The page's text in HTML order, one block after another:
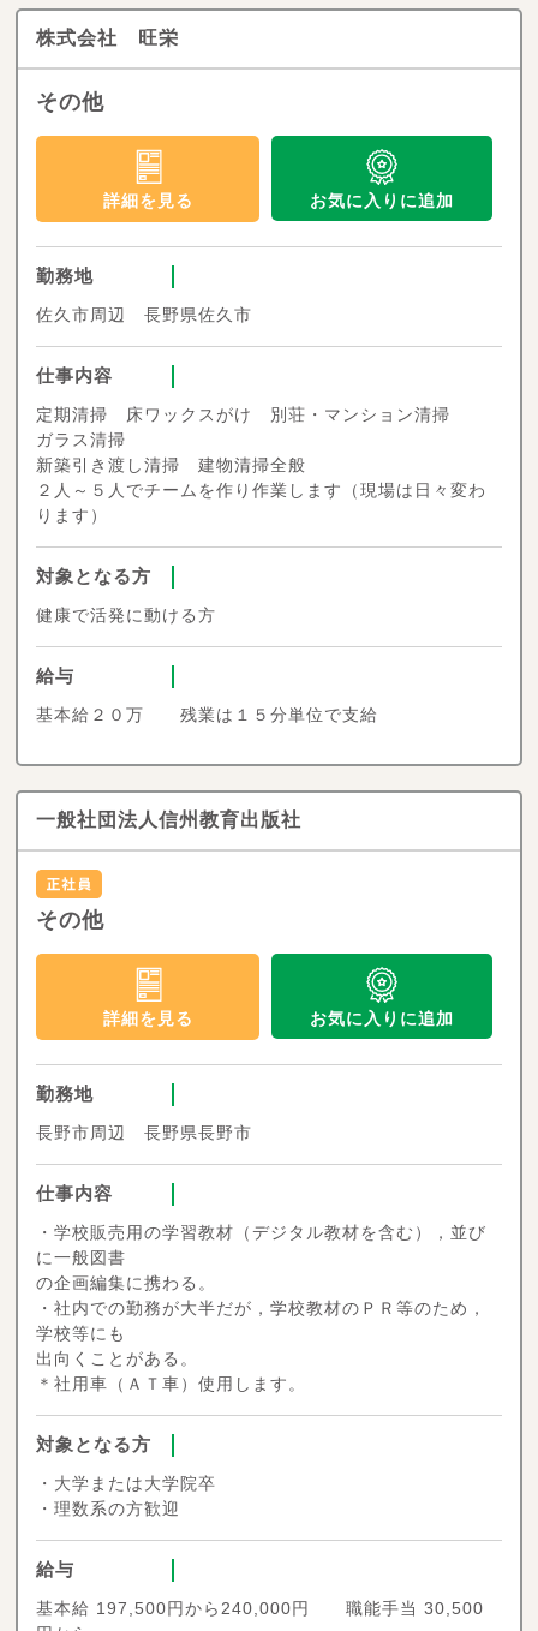
株式会社 旺栄
その他
詳細を見る お気に入りに追加
勤務地
佐久市周辺 長野県佐久市
仕事内容
定期清掃 床ワックスがけ 別荘・マンション清掃
ガラス清掃
新築引き渡し清掃 建物清掃全般
２人～５人でチームを作り作業します（現場は日々変わ
ります）
対象となる方
健康で活発に動ける方
給与
基本給２０万 残業は１５分単位で支給
一般社団法人信州教育出版社
その他
詳細を見る お気に入りに追加
勤務地
長野市周辺 長野県長野市
仕事内容
・学校販売用の学習教材（デジタル教材を含む），並び
に一般図書
の企画編集に携わる。
・社内での勤務が大半だが，学校教材のＰＲ等のため，
学校等にも
出向くことがある。
＊社用車（ＡＴ車）使用します。
対象となる方
・大学または大学院卒
・理数系の方歓迎
給与
基本給 197,500円から240,000円 職能手当 30,500